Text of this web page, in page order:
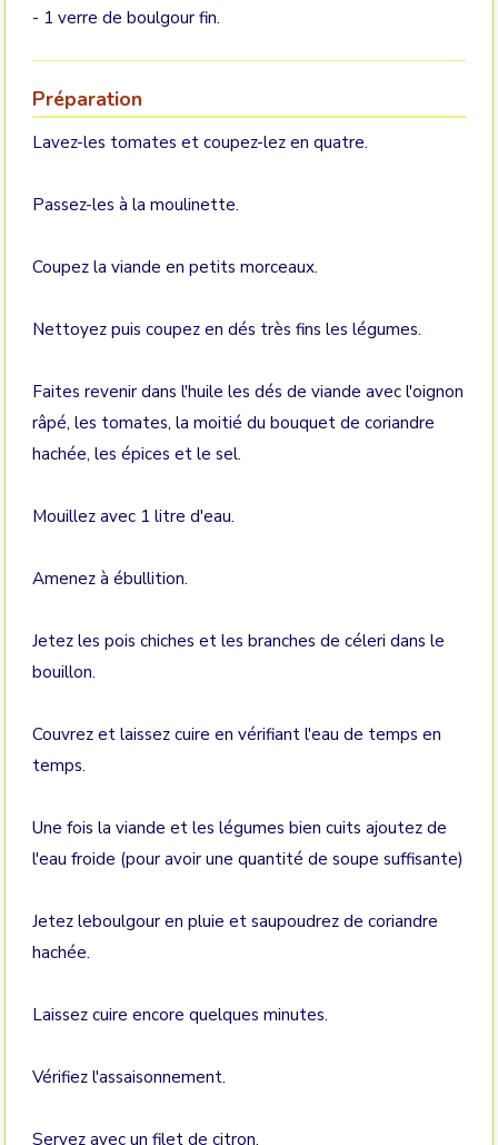
- 1 verre de boulgour fin.
Préparation
Lavez-les tomates et coupez-lez en quatre.
Passez-les à la moulinette.
Coupez la viande en petits morceaux.
Nettoyez puis coupez en dés très fins les légumes.
Faites revenir dans l'huile les dés de viande avec l'oignon
râpé, les tomates, la moitié du bouquet de coriandre
hachée, les épices et le sel.
Mouillez avec 1 litre d'eau.
Amenez à ébullition.
Jetez les pois chiches et les branches de céleri dans le
bouillon.
Couvrez et laissez cuire en vérifiant l'eau de temps en
temps.
Une fois la viande et les légumes bien cuits ajoutez de
l'eau froide (pour avoir une quantité de soupe suffisante)
Jetez leboulgour en pluie et saupoudrez de coriandre
hachée.
Laissez cuire encore quelques minutes.
Vérifiez l'assaisonnement.
Servez avec un filet de citron.